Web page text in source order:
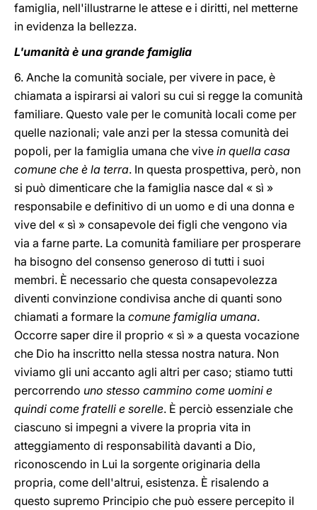
famiglia, nell'illustrarne le attese e i diritti, nel metterne
in evidenza la bellezza.
L'umanità è una grande famiglia
6. Anche la comunità sociale, per vivere in pace, è
chiamata a ispirarsi ai valori su cui si regge la comunità
familiare. Questo vale per le comunità locali come per
quelle nazionali; vale anzi per la stessa comunità dei
popoli, per la famiglia umana che vive in quella casa
comune che è la terra. In questa prospettiva, però, non
si può dimenticare che la famiglia nasce dal « sì »
responsabile e definitivo di un uomo e di una donna e
vive del « sì » consapevole dei figli che vengono via
via a farne parte. La comunità familiare per prosperare
ha bisogno del consenso generoso di tutti i suoi
membri. È necessario che questa consapevolezza
diventi convinzione condivisa anche di quanti sono
chiamati a formare la comune famiglia umana.
Occorre saper dire il proprio « sì » a questa vocazione
che Dio ha inscritto nella stessa nostra natura. Non
viviamo gli uni accanto agli altri per caso; stiamo tutti
percorrendo uno stesso cammino come uomini e
quindi come fratelli e sorelle. È perciò essenziale che
ciascuno si impegni a vivere la propria vita in
atteggiamento di responsabilità davanti a Dio,
riconoscendo in Lui la sorgente originaria della
propria, come dell'altrui, esistenza. È risalendo a
questo supremo Principio che può essere percepito il